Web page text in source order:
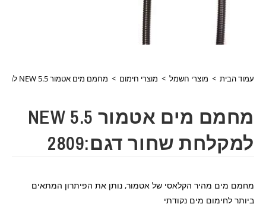
עמוד הבית > מוצרי חשמל > מוצרי חימום > מחמם מים אטמור NEW 5.5 למקלחת שחור דגם:2809
מחמם מים אטמור NEW 5.5
למקלחת שחור דגם:2809
מחמם מים מהיר הקלאסי של אטמור, נותן את הפיתרון המתאים
ביותר לחימום מים נקודתי